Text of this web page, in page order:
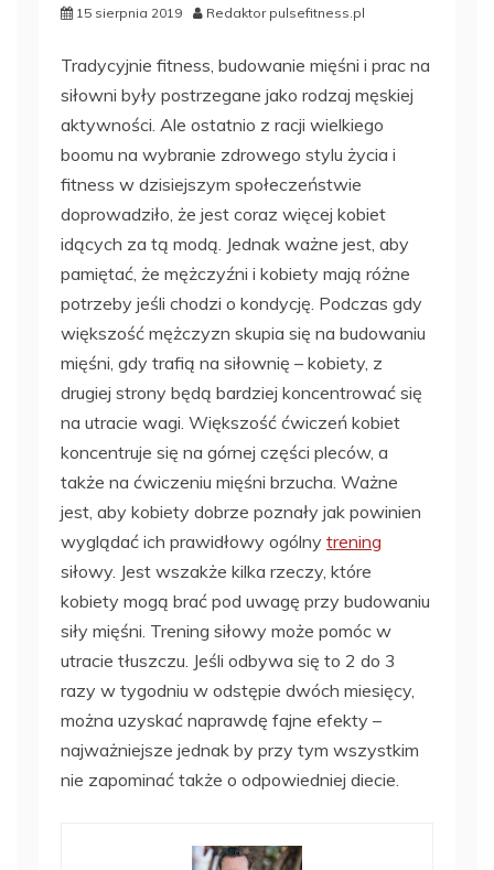
15 sierpnia 2019 Redaktor pulsefitness.pl
Tradycyjnie fitness, budowanie mięśni i prac na
siłowni były postrzegane jako rodzaj męskiej
aktywności. Ale ostatnio z racji wielkiego
boomu na wybranie zdrowego stylu życia i
fitness w dzisiejszym społeczeństwie
doprowadziło, że jest coraz więcej kobiet
idących za tą modą. Jednak ważne jest, aby
pamiętać, że mężczyźni i kobiety mają różne
potrzeby jeśli chodzi o kondycję. Podczas gdy
większość mężczyzn skupia się na budowaniu
mięśni, gdy trafią na siłownię – kobiety, z
drugiej strony będą bardziej koncentrować się
na utracie wagi. Większość ćwiczeń kobiet
koncentruje się na górnej części pleców, a
także na ćwiczeniu mięśni brzucha. Ważne
jest, aby kobiety dobrze poznały jak powinien
wyglądać ich prawidłowy ogólny trening
siłowy. Jest wszakże kilka rzeczy, które
kobiety mogą brać pod uwagę przy budowaniu
siły mięśni. Trening siłowy może pomóc w
utracie tłuszczu. Jeśli odbywa się to 2 do 3
razy w tygodniu w odstępie dwóch miesięcy,
można uzyskać naprawdę fajne efekty –
najważniejsze jednak by przy tym wszystkim
nie zapominać także o odpowiedniej diecie.